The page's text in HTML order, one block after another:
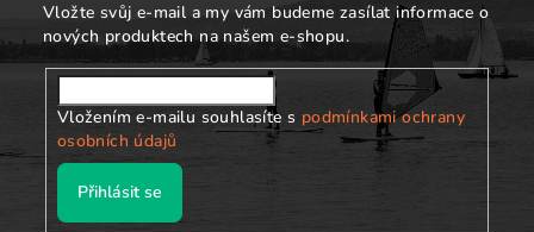
Vložte svůj e-mail a my vám budeme zasílat informace o
nových produktech na našem e-shopu.
Vložením e-mailu souhlasíte s podmínkami ochrany
osobních údajů
Přihlásit se